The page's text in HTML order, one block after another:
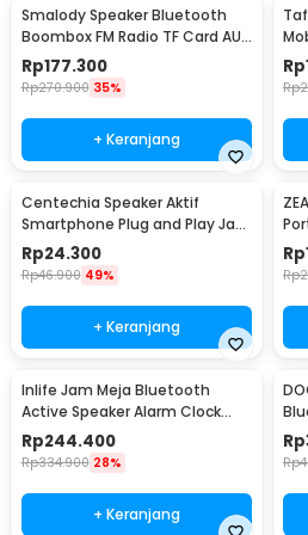
Smalody Speaker Bluetooth
Boombox FM Radio TF Card AUX
USB 1200mAh 10W - SL-10
Rp177.300
Rp270.900 35%
+ Keranjang
W
Rp
Rp
Centechia Speaker Aktif
Smartphone Plug and Play Jack
3.5mm AUX - DN828
Rp24.300
Rp46.900 49%
+ Keranjang
Rp
Rp
Inlife Jam Meja Bluetooth
Active Speaker Alarm Clock
Radio USB Charge - K11
Rp244.400
Rp334.900 28%
+ Keranjang
Rp
Rp